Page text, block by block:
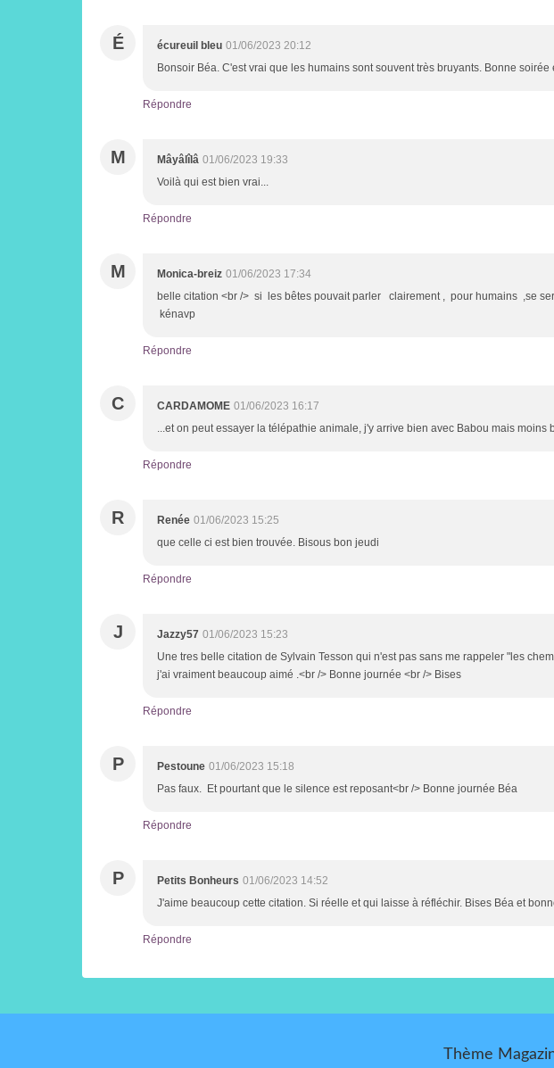
É écureuil bleu 01/06/2023 20:12
Bonsoir Béa. C'est vrai que les humains sont souvent très bruyants. Bonne soirée
Répondre
M Mâyâlîlâ 01/06/2023 19:33
Voilà qui est bien vrai...
Répondre
M Monica-breiz 01/06/2023 17:34
belle citation <br /> si les bêtes pouvait parler clairement , pour humains ,se
kénavp
Répondre
C CARDAMOME 01/06/2023 16:17
...et on peut essayer la télépathie animale, j'y arrive bien avec Babou mais moins
Répondre
R Renée 01/06/2023 15:25
que celle ci est bien trouvée. Bisous bon jeudi
Répondre
J Jazzy57 01/06/2023 15:23
Une tres belle citation de Sylvain Tesson qui n'est pas sans me rappeler "les
j'ai vraiment beaucoup aimé .<br /> Bonne journée <br /> Bises
Répondre
P Pestoune 01/06/2023 15:18
Pas faux. Et pourtant que le silence est reposant<br /> Bonne journée Béa
Répondre
P Petits Bonheurs 01/06/2023 14:52
J'aime beaucoup cette citation. Si réelle et qui laisse à réfléchir. Bises Béa et
Répondre
Thème